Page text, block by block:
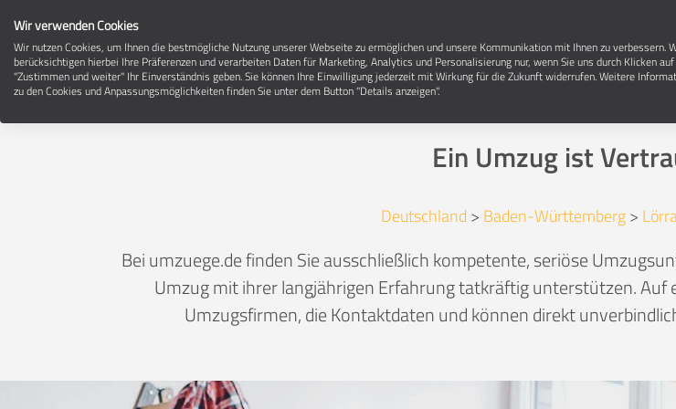
Umzugsunternehmen in
Ein Umzug ist
Deutschland > Baden-Württemberg>
Bei umzuege.de finden Sie ausschließlich kompetente, seriöse
Umzug mit ihrer langjährigen Erfahrung tatkräftig unterstützen.
Umzugsfirmen, die Kontaktdaten und können direkt
Wir verwenden Cookies
Wir nutzen Cookies, um Ihnen die bestmögliche Nutzung unserer Webseite zu ermöglichen und unsere Kommunikation mit Ihnen zu verbessern.
berücksichtigen hierbei Ihre Präferenzen und verarbeiten Daten für Marketing, Analytics und Personalisierung nur, wenn Sie uns durch Klicken auf
"Zustimmen und weiter" Ihr Einverständnis geben. Sie können Ihre Einwilligung jederzeit mit Wirkung für die Zukunft widerrufen. Weitere
zu den Cookies und Anpassungsmöglichkeiten finden Sie unter dem Button "Details anzeigen".